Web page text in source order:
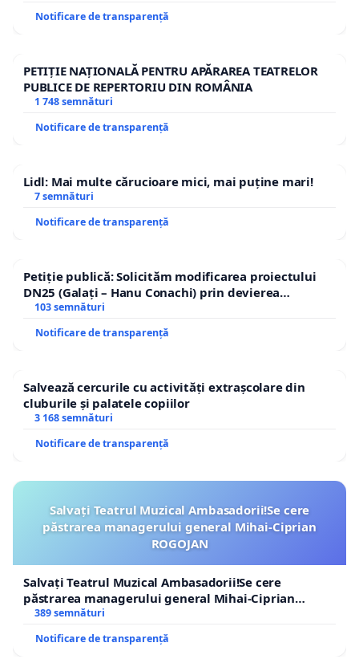
Notificare de transparență
PETIȚIE NAȚIONALĂ PENTRU APĂRAREA TEATRELOR
PUBLICE DE REPERTORIU DIN ROMÂNIA
1 748 semnături
Notificare de transparență
Lidl: Mai multe cărucioare mici, mai puține mari!
7 semnături
Notificare de transparență
Petiție publică: Solicităm modificarea proiectului
DN25 (Galați – Hanu Conachi) prin devierea
traseului în afara localităților!
103 semnături
Notificare de transparență
Salvează cercurile cu activități extrașcolare din
cluburile și palatele copiilor
3 168 semnături
Notificare de transparență
Salvați Teatrul Muzical Ambasadorii!Se cere
păstrarea managerului general Mihai-Ciprian
ROGOJAN
Salvați Teatrul Muzical Ambasadorii!Se cere
păstrarea managerului general Mihai-Ciprian
ROGOJAN
389 semnături
Notificare de transparență